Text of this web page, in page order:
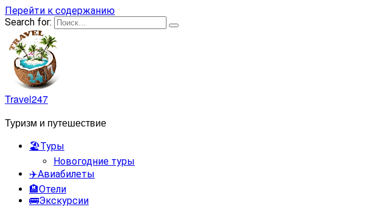
Перейти к содержанию
Search for:
Travel247
Туризм и путешествие
🏖️Туры
Новогодние туры
✈️Авиабилеты
🏨Отели
🚌Экскурсии